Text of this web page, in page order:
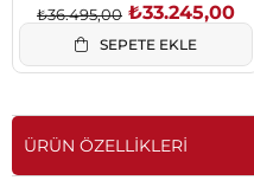
₺33.245,00
₺36.495,00
SEPETE EKLE
ÜRÜN ÖZELLIKLERI